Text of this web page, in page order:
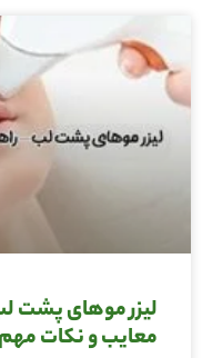
لیزر موهای پشت
معایب و نکات مهم